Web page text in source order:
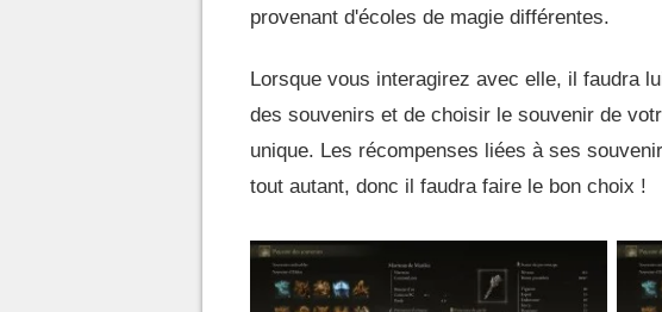
provenant d'écoles de magie différentes.
Lorsque vous interagirez avec elle, il faudra
des souvenirs et de choisir le souvenir de
unique. Les récompenses liées à ses
tout autant, donc il faudra faire le bon choix !